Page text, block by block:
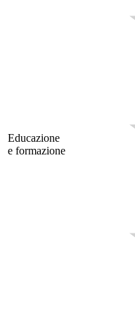
Educazione
e formazione